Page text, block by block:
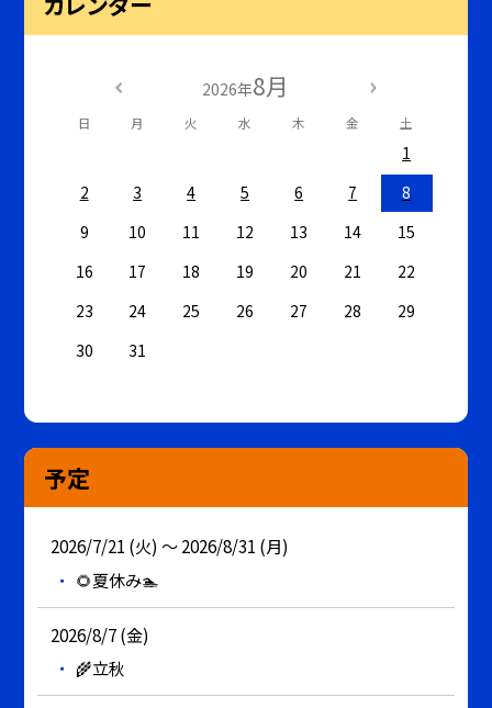
2026年8月
日 月 火 水 木 金 土
1
2
3 4 5 6 7
8
9
10 11 12 13 14
15
16
17 18 19 20 21
22
23
24 25 26 27 28
29
30
31
予定
2026/7/21 (火) ～ 2026/8/31 (月)
🌻夏休み🏊
2026/8/7 (金)
🌾立秋